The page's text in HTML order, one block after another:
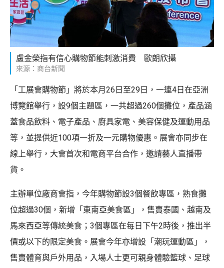
盧金榮指有信心購物節能刺激消費 歐朗欣攝
來源：商台新聞
「工展會購物節」將於本月26日至29日，一連4日在亞洲
博覽館舉行，設9個主題區，一共超過260個攤位，產品涵
蓋食品飲料、電子產品、廚具家電、美容保健及運動用品
等，並提供近100項一折及一元購物優惠。展會亦同步在
線上舉行，大會首次和電商平台合作，邀請藝人直播帶
貨。
主辦單位廠商會指，今年購物節設3個餐飲專區，熟食攤
位超過30個，新增「東南亞美食區」，售賣泰國、越南及
馬來西亞等傳統美食；3個專區在每日下午2時後，推出半
價或以下的限定美食。展會今年亦增設「潮玩運動區」，
售賣體育與戶外用品，入場人士更可親身體驗籃球、足球